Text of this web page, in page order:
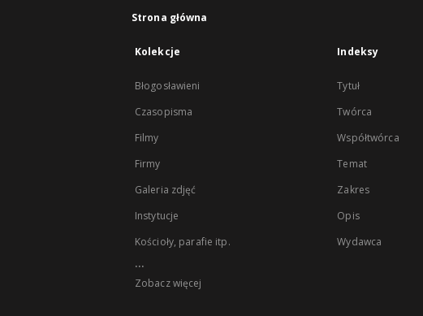
Strona główna
Kolekcje
Błogosławieni
Czasopisma
Filmy
Firmy
Galeria zdjęć
Instytucje
Kościoły, parafie itp.
...
Zobacz więcej
Indeksy
Tytuł
Twórca
Współtwórca
Temat
Zakres
Opis
Wydawca